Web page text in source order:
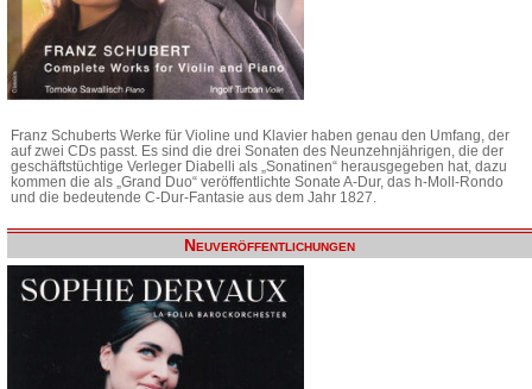
Franz Schuberts Werke für Violine und Klavier haben genau den Umfang, der
auf zwei CDs passt. Es sind die drei Sonaten des Neunzehnjährigen, die der
geschäftstüchtige Verleger Diabelli als „Sonatinen“ herausgegeben hat, dazu
kommen die als „Grand Duo“ veröffentlichte Sonate A-Dur, das h-Moll-Rondo
und die bedeutende C-Dur-Fantasie aus dem Jahr 1827.
Neuveröffentlichungen